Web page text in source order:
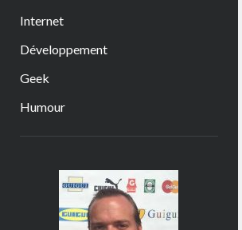
Internet
Développement
Geek
Humour